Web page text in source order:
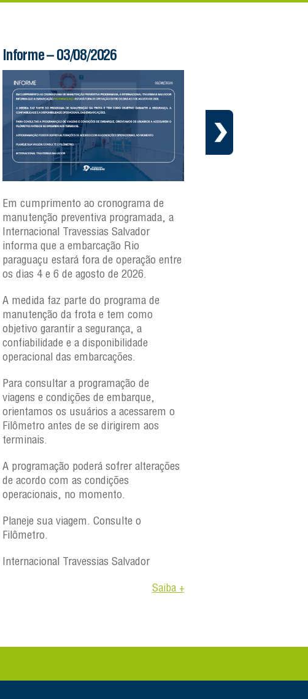
Informe – 03/08/2026
Em cumprimento ao cronograma de
manutenção preventiva programada, a
Internacional Travessias Salvador
informa que a embarcação Rio
paraguaçu estará fora de operação entre
os dias 4 e 6 de agosto de 2026.
A medida faz parte do programa de
manutenção da frota e tem como
objetivo garantir a segurança, a
confiabilidade e a disponibilidade
operacional das embarcações.
Para consultar a programação de
viagens e condições de embarque,
orientamos os usuários a acessarem o
Filômetro antes de se dirigirem aos
terminais.
A programação poderá sofrer alterações
de acordo com as condições
operacionais, no momento.
Planeje sua viagem. Consulte o
Filômetro.
Internacional Travessias Salvador
Saiba +